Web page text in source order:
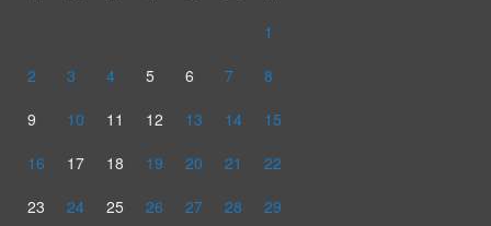
1
2
3 4 5 6 7
8
9
10 11 12 13 14
15
16
17 18 19 20 21
22
23
24 25 26 27 28
29